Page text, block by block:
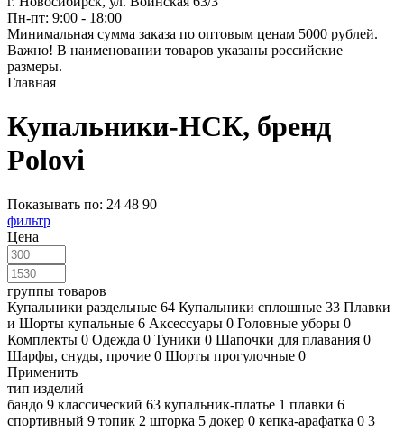
Пн-пт: 9:00 - 18:00
Минимальная сумма заказа по оптовым ценам 5000 рублей.
Важно! В наименовании товаров указаны российские
размеры.
Главная
Купальники-НСК, бренд
Polovi
Показывать по: 24 48 90
фильтр
Цена
группы товаров
Купальники раздельные 64 Купальники сплошные 33 Плавки
и Шорты купальные 6 Аксессуары 0 Головные уборы 0
Комплекты 0 Одежда 0 Туники 0 Шапочки для плавания 0
Шарфы, снуды, прочие 0 Шорты прогулочные 0
Применить
тип изделий
бандо 9 классический 63 купальник-платье 1 плавки 6
спортивный 9 топик 2 шторка 5 докер 0 кепка-арафатка 0 3